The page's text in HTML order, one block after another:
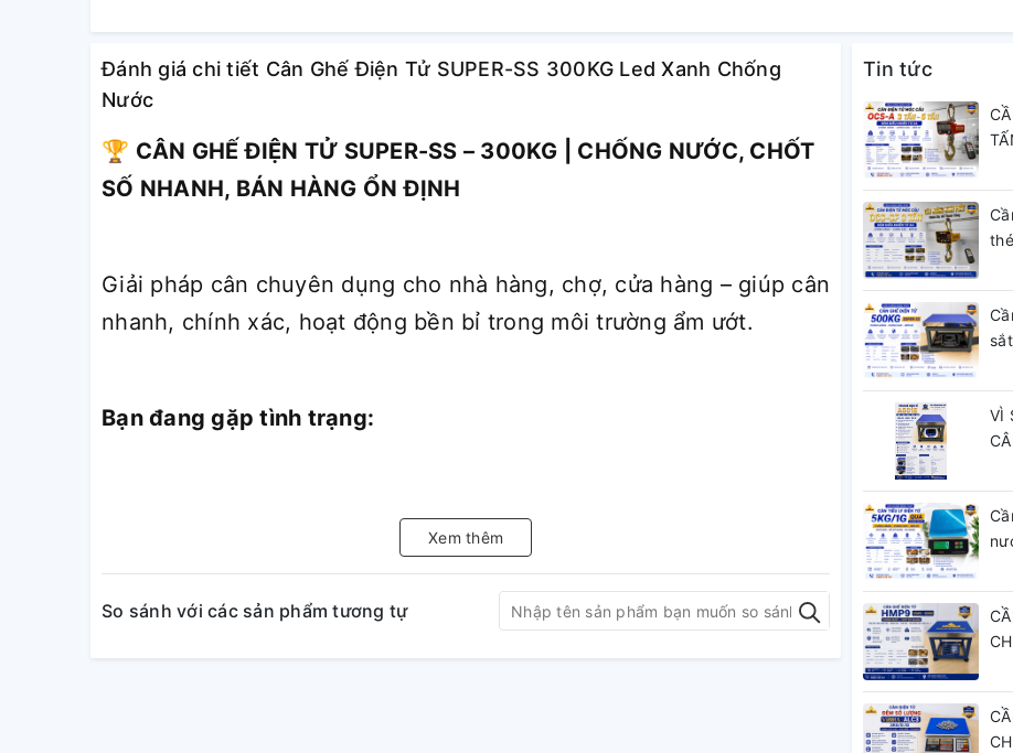
Đánh giá chi tiết Cân Ghế Điện Tử SUPER-SS 300KG Led Xanh Chống
Nước
🏆 CÂN GHẾ ĐIỆN TỬ SUPER-SS – 300KG | CHỐNG NƯỚC, CHỐT
SỐ NHANH, BÁN HÀNG ỔN ĐỊNH
Giải pháp cân chuyên dụng cho nhà hàng, chợ, cửa hàng – giúp cân
nhanh, chính xác, hoạt động bền bỉ trong môi trường ẩm ướt.
Bạn đang gặp tình trạng:
– Cân rung, số nhảy → khó đọc, dễ sai
– Môi trường nước → cân nhanh hỏng, xuống cấp
– Hàng hóa/động vật di chuyển → không chốt được số
Xem thêm
So sánh với các sản phẩm tương tự
Tin tức
VÌ